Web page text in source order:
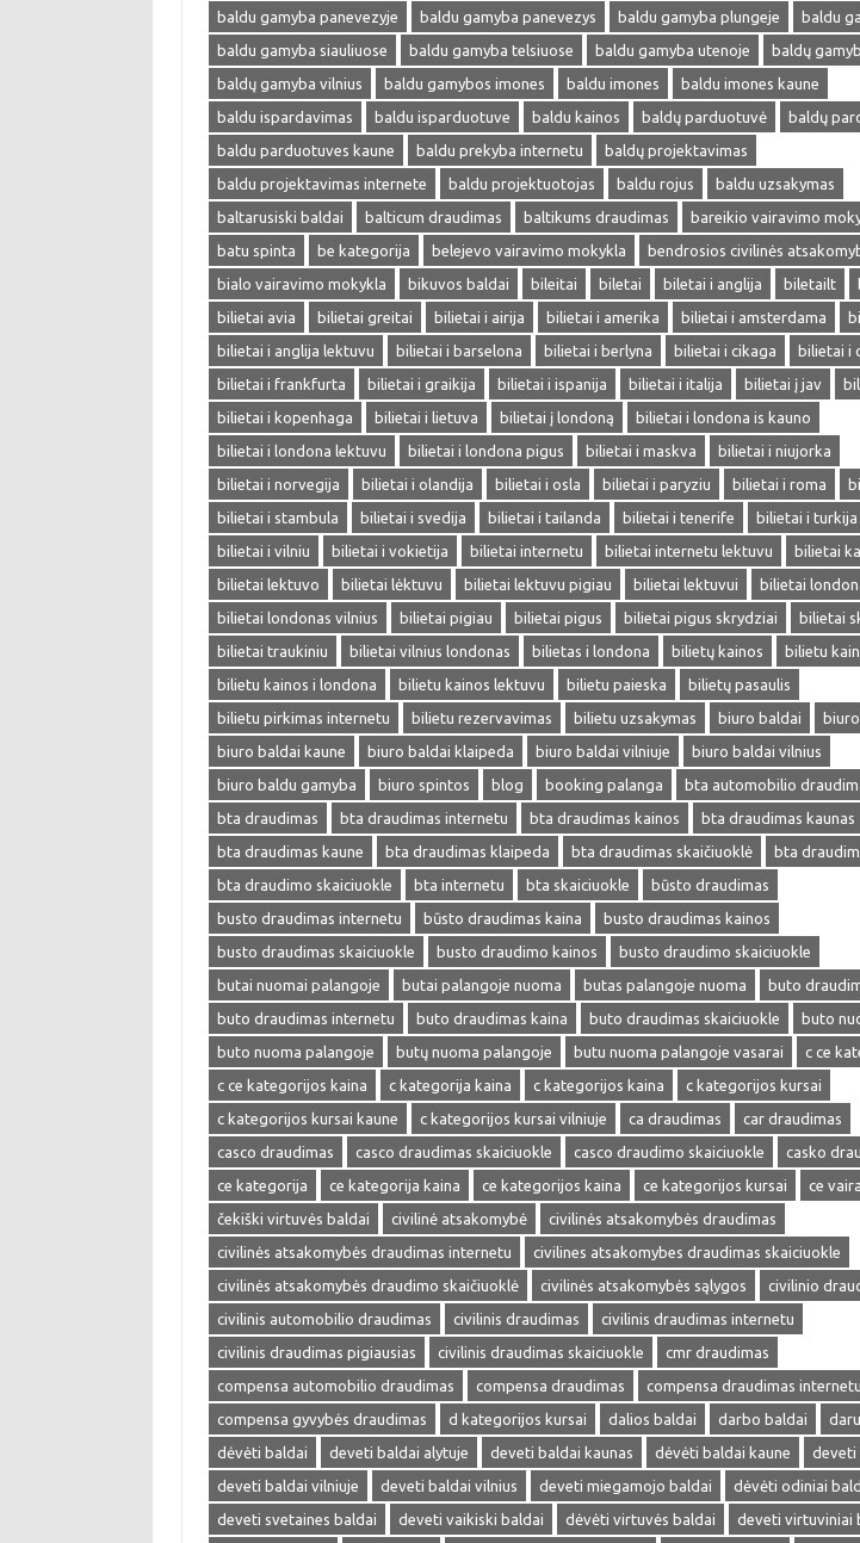
baldu gamyba panevezyje
baldu gamyba panevezys baldu gamyba plungeje
baldu
baldu gamyba siauliuose
baldu gamyba telsiuose baldu gamyba utenoje
baldų
baldų gamyba vilnius
baldu gamybos imones baldu imones
baldu imones kaune
baldu ispardavimas
baldu isparduotuve baldu kainos baldų parduotuvė
baldų
baldu parduotuves kaune
baldu prekyba internetu
baldų projektavimas
baldu projektavimas internete
baldu projektuotojas baldu rojus
baldu uzsakymas
baltarusiski baldai
balticum draudimas baltikums draudimas
bareikio vairavimo
batu spinta
be kategorija belejevo vairavimo mokykla
bendrosios civilinės
bialo vairavimo mokykla
bikuvos baldai bileitai biletai biletai i anglija biletailt
bilietai avia
bilietai greitai bilietai i airija bilietai i amerika bilietai i amsterdama
bilietai i anglija lektuvu
bilietai i barselona bilietai i berlyna bilietai i cikaga
bilietai i
bilietai i frankfurta
bilietai i graikija bilietai i ispanija bilietai i italija bilietai į jav
bilietai i kopenhaga
bilietai i lietuva bilietai į londoną
bilietai i londona is kauno
bilietai i londona lektuvu
bilietai i londona pigus bilietai i maskva
bilietai i niujorka
bilietai i norvegija
bilietai i olandija bilietai i osla bilietai i paryziu bilietai i roma
bilietai i stambula
bilietai i svedija bilietai i tailanda bilietai i tenerife bilietai i turkija
bilietai i vilniu
bilietai i vokietija bilietai internetu bilietai internetu lektuvu
bilietai
bilietai lektuvo
bilietai lėktuvu bilietai lektuvu pigiau bilietai lektuvui
bilietai
bilietai londonas vilnius
bilietai pigiau bilietai pigus bilietai pigus skrydziai
bilietai
bilietai traukiniu
bilietai vilnius londonas bilietas i londona bilietų kainos
bilietu
bilietu kainos i londona
bilietu kainos lektuvu bilietu paieska
bilietų pasaulis
bilietu pirkimas internetu
bilietu rezervavimas bilietu uzsakymas biuro baldai
biuro baldai kaune
biuro baldai klaipeda biuro baldai vilniuje
biuro baldai vilnius
biuro baldu gamyba
biuro spintos blog booking palanga
bta automobilio
bta draudimas
bta draudimas internetu bta draudimas kainos
bta draudimas kaunas
bta draudimas kaune
bta draudimas klaipeda bta draudimas skaičiuoklė
bta
bta draudimo skaiciuokle
bta internetu bta skaiciuokle
būsto draudimas
busto draudimas internetu
būsto draudimas kaina
busto draudimas kainos
busto draudimas skaiciuokle
busto draudimo kainos
busto draudimo skaiciuokle
butai nuomai palangoje
butai palangoje nuoma butas palangoje nuoma
buto
buto draudimas internetu
buto draudimas kaina buto draudimas skaiciuokle
buto
buto nuoma palangoje
butų nuoma palangoje butu nuoma palangoje vasarai
c ce
c ce kategorijos kaina
c kategorija kaina c kategorijos kaina
c kategorijos kursai
c kategorijos kursai kaune
c kategorijos kursai vilniuje ca draudimas
car draudimas
casco draudimas
casco draudimas skaiciuokle casco draudimo skaiciuokle
casko
ce kategorija
ce kategorija kaina ce kategorijos kaina ce kategorijos kursai
ce
čekiški virtuvės baldai
civilinė atsakomybė
civilinės atsakomybės draudimas
civilinės atsakomybės draudimas internetu
civilines atsakomybes draudimas skaiciuokle
civilinės atsakomybės draudimo skaičiuoklė
civilinės atsakomybės sąlygos
civilinio
civilinis automobilio draudimas
civilinis draudimas
civilinis draudimas internetu
civilinis draudimas pigiausias
civilinis draudimas skaiciuokle
cmr draudimas
compensa automobilio draudimas
compensa draudimas
compensa draudimas internetu
compensa gyvybės draudimas
d kategorijos kursai dalios baldai darbo baldai
dėvėti baldai
deveti baldai alytuje deveti baldai kaunas dėvėti baldai kaune
deveti
deveti baldai vilniuje
deveti baldai vilnius deveti miegamojo baldai
dėvėti odiniai
deveti svetaines baldai
deveti vaikiski baldai dėvėti virtuvės baldai deveti virtuviniai